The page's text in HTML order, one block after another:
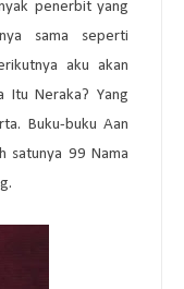
penerbit yang
sama seperti
aku akan
Itu Neraka? Yang
Buku-buku Aan
satunya 99 Nama